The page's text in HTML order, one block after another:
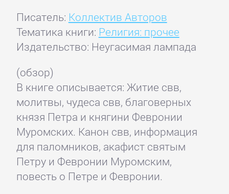
Писатель: Коллектив Авторов
Тематика книги: Религия: прочее
Издательство: Неугасимая лампада
(обзор)
В книге описывается: Житие свв,
молитвы, чудеса свв, благоверных
князя Петра и княгини Февронии
Муромских. Канон свв, информация
для паломников, акафист святым
Петру и Февронии Муромским,
повесть о Петре и Февронии.